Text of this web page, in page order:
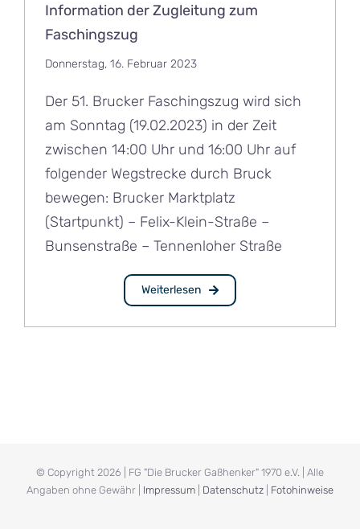
Information der Zugleitung zum
Faschingszug
Donnerstag, 16. Februar 2023
Der 51. Brucker Faschingszug wird sich
am Sonntag (19.02.2023) in der Zeit
zwischen 14:00 Uhr und 16:00 Uhr auf
folgender Wegstrecke durch Bruck
bewegen: Brucker Marktplatz
(Startpunkt) – Felix-Klein-Straße –
Bunsenstraße – Tennenloher Straße
Weiterlesen
© Copyright 2026 | FG "Die Brucker Gaßhenker" 1970 e.V. | Alle
Angaben ohne Gewähr | Impressum Datenschutz Fotohinweise